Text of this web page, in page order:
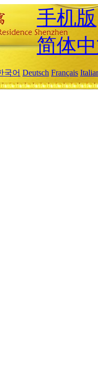
手机版
简体
국어 Deutsch Français